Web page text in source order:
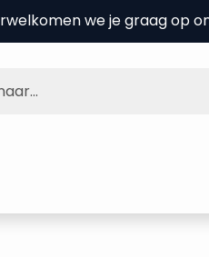
we je graag op